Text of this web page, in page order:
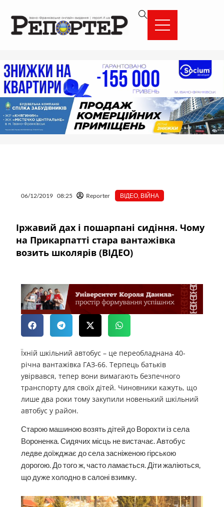
вмісту
06/12/2019 08:25 Reporter ВІДЕО ВІЙНА
Іржавий дах і пошарпані сидіння. Чому
на Прикарпатті стара вантажівка
возить школярів (ВІДЕО)
Їхній шкільний автобус – це переобладнана 40-
річна вантажівка ГАЗ-66. Терпець батьків
увірвався, тепер вони вимагають безпечного
транспорту для своїх дітей. Чиновники кажуть, що
лише два роки тому закупили новенький шкільний
автобус у район.
Старою машиною возять дітей до Ворохти із села
Вороненка. Сидячих місць не вистачає. Автобус
ледве доїжджає до села засніженою гірською
дорогою. До того ж, часто ламається. Діти жаліються,
що дуже холодно в салоні взимку.